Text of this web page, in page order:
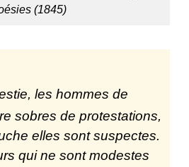
(1845)
les hommes de
sobres de protestations,
elles sont suspectes.
qui ne sont modestes